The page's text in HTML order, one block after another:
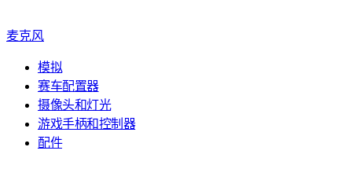
麦克风
模拟
赛车配置器
摄像头和灯光
游戏手柄和控制器
配件